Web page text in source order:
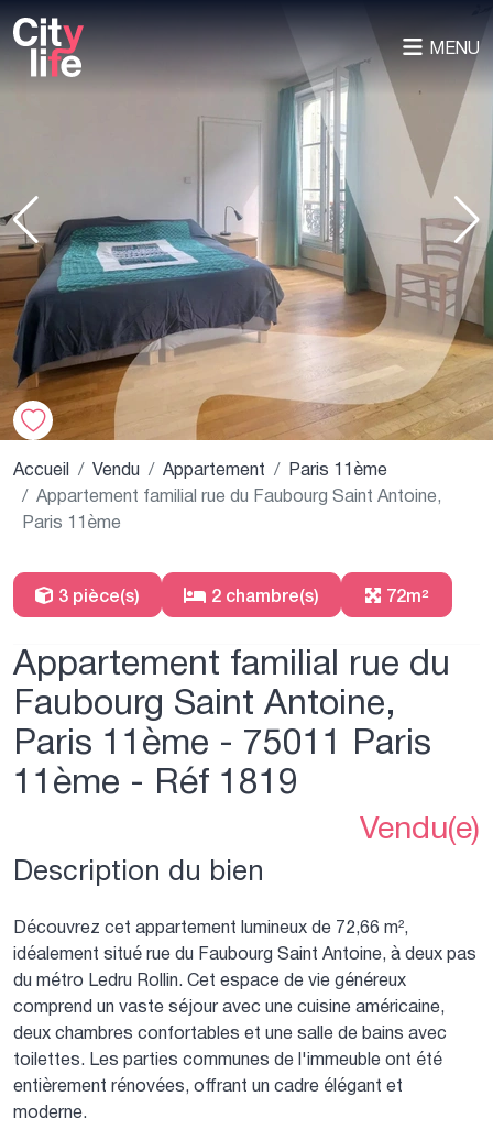
MENU
Accueil Vendu Appartement
Paris 11ème
Appartement familial rue du Faubourg Saint Antoine,
Paris 11ème
3 pièce(s) 2 chambre(s) 72m²
Appartement familial rue du
Faubourg Saint Antoine,
Paris 11ème - 75011 Paris
11ème - Réf 1819
Vendu(e)
Description du bien
Découvrez cet appartement lumineux de 72,66 m²,
idéalement situé rue du Faubourg Saint Antoine, à deux pas
du métro Ledru Rollin. Cet espace de vie généreux
comprend un vaste séjour avec une cuisine américaine,
deux chambres confortables et une salle de bains avec
toilettes. Les parties communes de l'immeuble ont été
entièrement rénovées, offrant un cadre élégant et
moderne.